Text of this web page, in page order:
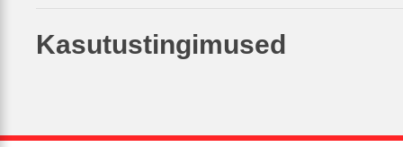
Kasutustingimused